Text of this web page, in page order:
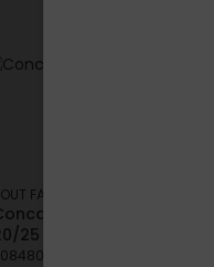
FAIRE
Marbre blanc
25